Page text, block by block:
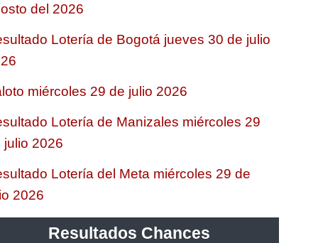
del 2026
Lotería de Bogotá jueves 30 de julio
miércoles 29 de julio 2026
Lotería de Manizales miércoles 29
julio 2026
Lotería del Meta miércoles 29 de
2026
Resultados Chances